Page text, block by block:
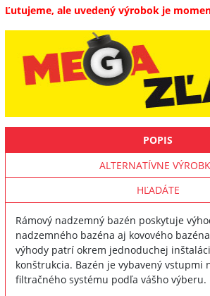
Ľutujeme, ale uvedený výrobok je
POPIS
ALTERNATÍVNE
HĽADÁTE
Rámový nadzemný bazén poskytuje
nadzemného bazéna aj kovového
výhody patrí okrem jednoduchej
konštrukcia. Bazén je vybavený vstupmi
filtračného systému podľa vášho výberu.